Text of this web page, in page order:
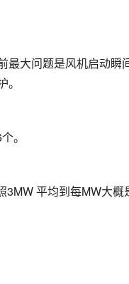
最大问题是风机启动瞬
。
平均到每MW大概